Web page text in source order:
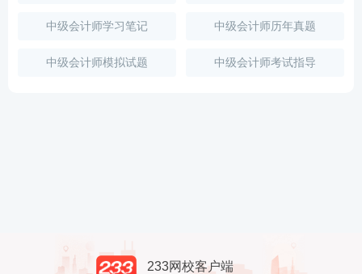
中级会计师学习笔记 中级会计师历年真题
中级会计师模拟试题 中级会计师考试指导
233网校客户端